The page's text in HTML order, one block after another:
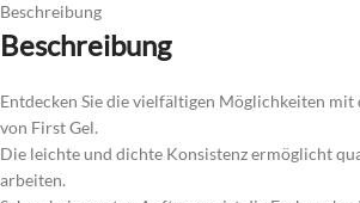
Beschreibung
Beschreibung
Entdecken Sie die vielfältigen Möglichkeiten mit
von First Gel.
Die leichte und dichte Konsistenz ermöglicht
arbeiten.